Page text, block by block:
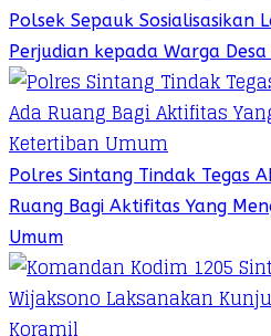
Polsek Sepauk Sosialisasikan
Perjudian kepada Warga Desa
Polres Sintang Tindak Tegas
Ruang Bagi Aktifitas Yang
Umum